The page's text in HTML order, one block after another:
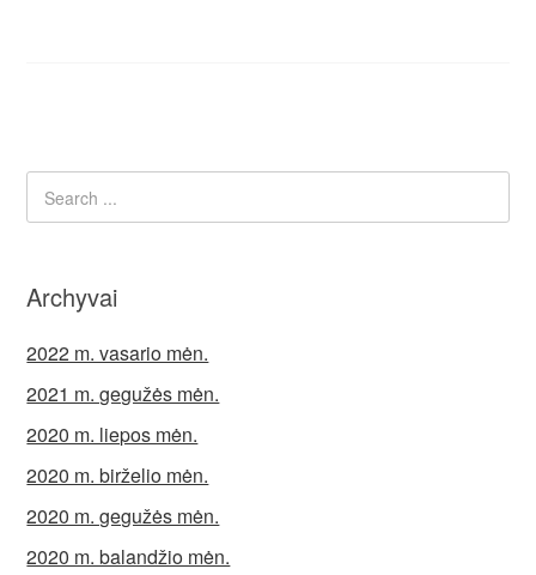
Archyvai
2022 m. vasario mėn.
2021 m. gegužės mėn.
2020 m. liepos mėn.
2020 m. birželio mėn.
2020 m. gegužės mėn.
2020 m. balandžio mėn.